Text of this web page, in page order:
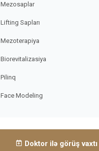
Mezosaplar
Lifting Sapları
Mezoterapiya
Biorevitalizasiya
Pilinq
Face Modeling
Doktor ilə görüş